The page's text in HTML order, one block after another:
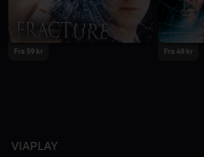
Fra 59 kr Fra 49 kr
VIAPLAY